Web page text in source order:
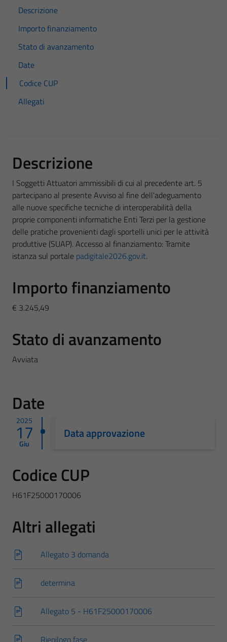
Descrizione
Importo finanziamento
Stato di avanzamento
Date
Codice CUP
Allegati
Descrizione
I Soggetti Attuatori ammissibili di cui al precedente art. 5
partecipano al presente Avviso al fine dell'adeguamento
alle nuove specifiche tecniche di interoperabilità della
proprie componenti informatiche Enti Terzi per la gestione
delle pratiche provenienti dagli sportelli unici per le attività
produttive (SUAP). Accesso al finanziamento: Tramite
istanza sul portale padigitale2026.gov.it.
Importo finanziamento
€ 3.245,49
Stato di avanzamento
Avviata
Date
2025
17
Giu
Data approvazione
Codice CUP
H61F25000170006
Altri allegati
Allegato 3 domanda
determina
Allegato 5 - H61F25000170006
Riepilogo fase